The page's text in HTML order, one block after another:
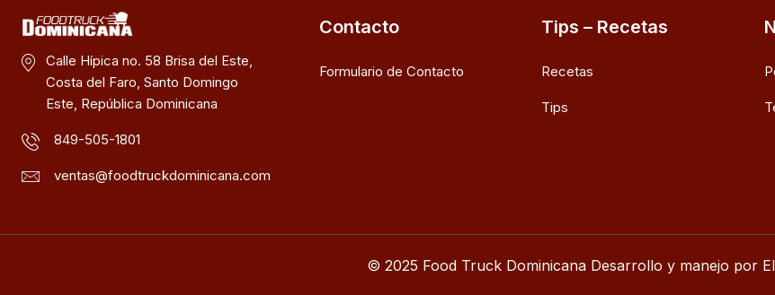
Calle Hípica no. 58 Brisa del Este,
Costa del Faro, Santo Domingo
Este, República Dominicana
849-505-1801
ventas@foodtruckdominicana.com
Contacto
Formulario de Contacto
Tips – Recetas
Recetas
Tips
© 2025 Food Truck Dominicana Desarrollo y manejo por